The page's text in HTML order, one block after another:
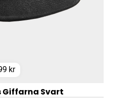
kr
Giffarna Svart